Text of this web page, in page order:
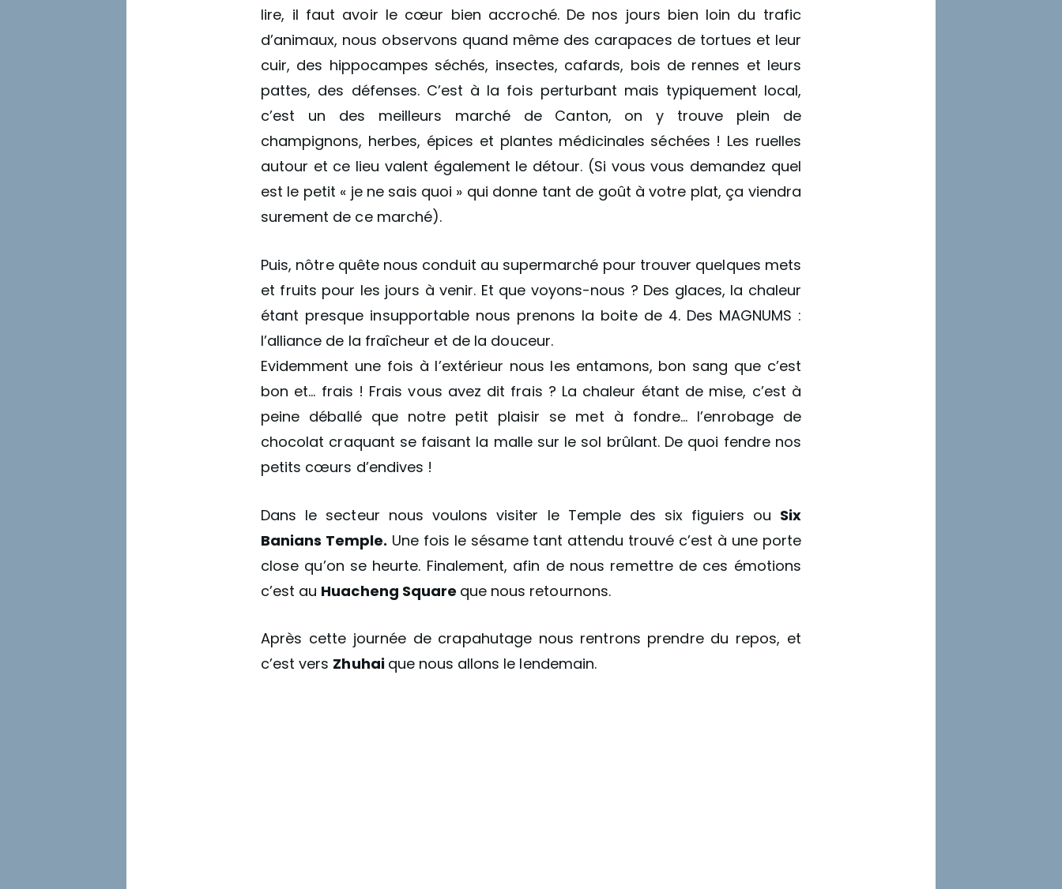
lire, il faut avoir le cœur bien accroché. De nos jours bien loin du trafic
d’animaux, nous observons quand même des carapaces de tortues et leur
cuir, des hippocampes séchés, insectes, cafards, bois de rennes et leurs
pattes, des défenses. C’est à la fois perturbant mais typiquement local,
c’est un des meilleurs marché de Canton, on y trouve plein de
champignons, herbes, épices et plantes médicinales séchées ! Les ruelles
autour et ce lieu valent également le détour. (Si vous vous demandez quel
est le petit « je ne sais quoi » qui donne tant de goût à votre plat, ça viendra
surement de ce marché).
Puis, nôtre quête nous conduit au supermarché pour trouver quelques mets
et fruits pour les jours à venir. Et que voyons-nous ? Des glaces, la chaleur
étant presque insupportable nous prenons la boite de 4. Des MAGNUMS :
l’alliance de la fraîcheur et de la douceur.
Evidemment une fois à l’extérieur nous les entamons, bon sang que c’est
bon et… frais ! Frais vous avez dit frais ? La chaleur étant de mise, c’est à
peine déballé que notre petit plaisir se met à fondre… l’enrobage de
chocolat craquant se faisant la malle sur le sol brûlant. De quoi fendre nos
petits cœurs d’endives !
Dans le secteur nous voulons visiter le Temple des six figuiers ou Six
Banians Temple. Une fois le sésame tant attendu trouvé c’est à une porte
close qu’on se heurte. Finalement, afin de nous remettre de ces émotions
c’est au Huacheng Square que nous retournons.
Après cette journée de crapahutage nous rentrons prendre du repos, et
c’est vers Zhuhai que nous allons le lendemain.